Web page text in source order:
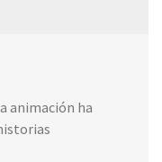
animación ha